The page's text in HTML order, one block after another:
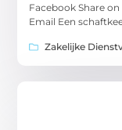
Facebook Share
Email Een
Zakelijke